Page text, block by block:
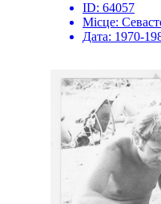
ID: 64057
Місце:
Дата: 1970-